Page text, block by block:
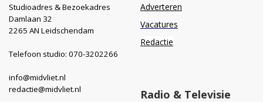
Studioadres & Bezoekadres
Damlaan 32
2265 AN Leidschendam
Telefoon studio: 070-3202266
info@midvliet.nl
redactie@midvliet.nl
Adverteren
Vacatures
Redactie
Radio & Televisie